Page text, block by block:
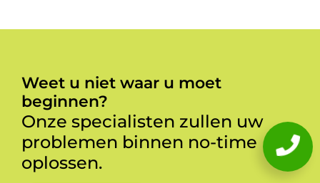
Weet u niet waar u moet
beginnen?
Onze specialisten zullen uw
problemen binnen no-time
oplossen.